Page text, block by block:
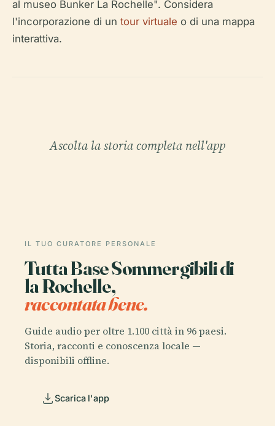
al museo Bunker La Rochelle". Considera
l'incorporazione di un tour virtuale o di una mappa
interattiva.
Ascolta la storia completa nell'app
IL TUO CURATORE PERSONALE
Tutta Base Sommergibili di
la Rochelle,
raccontata bene.
Guide audio per oltre 1.100 città in 96 paesi.
Storia, racconti e conoscenza locale —
disponibili offline.
Scarica l'app